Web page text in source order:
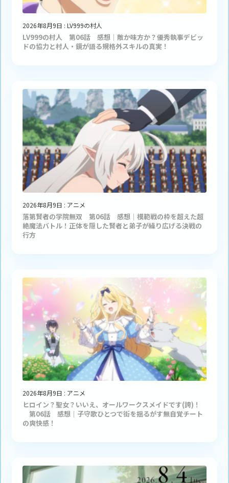
2026年8月9日 : LV999の村人
LV999の村人 第06話 感想｜敵か味方か？優秀執事デビッ
ドの協力と村人・鏡が語る規格外スキルの真実！
2026年8月9日 : アニメ
落第賢者の学院無双 第06話 感想｜模範戦の枠を超えた超
絶魔法バトル！正体を隠した賢者と弟子が繰り広げる決戦の
行方
2026年8月9日 : アニメ
ヒロイン？聖女？いいえ、オールワークスメイドです(誇)！
第06話 感想｜子守歌ひとつで街を揺るがす無自覚チート
の爽快感！